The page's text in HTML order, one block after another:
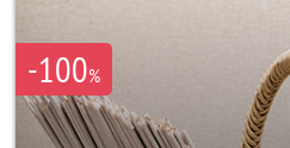
-100%